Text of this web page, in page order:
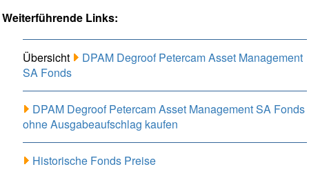
Weiterführende Links:
Übersicht
DPAM Degroof Petercam Asset Management
SA Fonds
DPAM Degroof Petercam Asset Management SA Fonds
ohne Ausgabeaufschlag kaufen
Historische Fonds Preise